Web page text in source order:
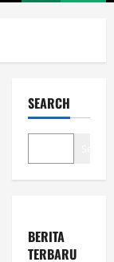
SEARCH
BERITA
TERBARU